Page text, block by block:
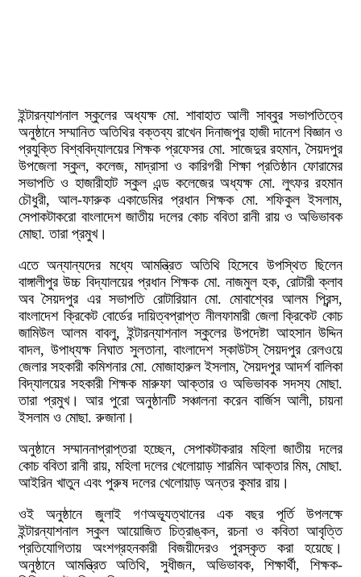
ইন্টারন্যাশনাল স্কুলের অধ্যক্ষ মো. শাবাহাত আলী সাব্বুর সভাপতিত্বে
অনুষ্ঠানে সম্মানিত অতিথির বক্তব্য রাখেন দিনাজপুর হাজী দানেশ বিজ্ঞান ও
প্রযুক্তি বিশ্ববিদ্যালয়ের শিক্ষক প্রফেসর মো. সাজেদুর রহমান, সৈয়দপুর
উপজেলা স্কুল, কলেজ, মাদ্রাসা ও কারিগরী শিক্ষা প্রতিষ্ঠান ফোরামের
সভাপতি ও হাজারীহাট স্কুল এন্ড কলেজের অধ্যক্ষ মো. লুৎফর রহমান
চৌধুরী, আল-ফারুক একাডেমির প্রধান শিক্ষক মো. শফিকুল ইসলাম,
সেপাকটাকরো বাংলাদেশ জাতীয় দলের কোচ ববিতা রানী রায় ও অভিভাবক
মোছা. তারা প্রমুখ।
এতে অন্যান্যদের মধ্যে আমন্ত্রিত অতিথি হিসেবে উপস্থিত ছিলেন
বাঙ্গালীপুর উচ্চ বিদ্যালয়ের প্রধান শিক্ষক মো. নাজমুল হক, রোটারী ক্লাব
অব সৈয়দপুর এর সভাপতি রোটারিয়ান মো. মোবাশ্বের আলম প্রিন্স,
বাংলাদেশ ক্রিকেট বোর্ডের দায়িত্বপ্রাপ্ত নীলফামারী জেলা ক্রিকেট কোচ
জামিউল আলম বাবলু, ইন্টারন্যাশনাল স্কুলের উপদেষ্টা আহসান উদ্দিন
বাদল, উপাধ্যক্ষ নিঘাত সুলতানা, বাংলাদেশ স্কাউটস্ সৈয়দপুর রেলওয়ে
জেলার সহকারী কমিশনার মো. মোজাহারুল ইসলাম, সৈয়দপুর আদর্শ বালিকা
বিদ্যালয়ের সহকারী শিক্ষক মারুফা আক্তার ও অভিভাবক সদস্য মোছা.
তারা প্রমুখ। আর পুরো অনুষ্ঠানটি সঞ্চালনা করেন বার্জিস আলী, চায়না
ইসলাম ও মোছা. রুজানা।
অনুষ্ঠানে সম্মাননাপ্রাপ্তরা হচ্ছেন, সেপাকটাকরার মহিলা জাতীয় দলের
কোচ ববিতা রানী রায়, মহিলা দলের খেলোয়াড় শারমিন আক্তার মিম, মোছা.
আইরিন খাতুন এবং পুরুষ দলের খেলোয়াড় অন্তর কুমার রায়।
ওই অনুষ্ঠানে জুলাই গণঅভ্যূত্থানের এক বছর পূর্তি উপলক্ষে
ইন্টারন্যাশনাল স্কুল আয়োজিত চিত্রাঙ্কন, রচনা ও কবিতা আবৃত্তি
প্রতিযোগিতায় অংশগ্রহনকারী বিজয়ীদেরও পুরস্কৃত করা হয়েছে।
অনুষ্ঠানে আমন্ত্রিত অতিথি, সুধীজন, অভিভাবক, শিক্ষার্থী, শিক্ষক-